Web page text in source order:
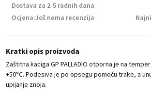
Dostava za 2-5 radnih dana
Ocjena:Još nema recenzija
Kratki opis proizvoda
Zaštitna kaciga GP PALLADIO otporna je na
+50°C. Podesiva je po opsegu pomoću trake, a
upijanje znoja.